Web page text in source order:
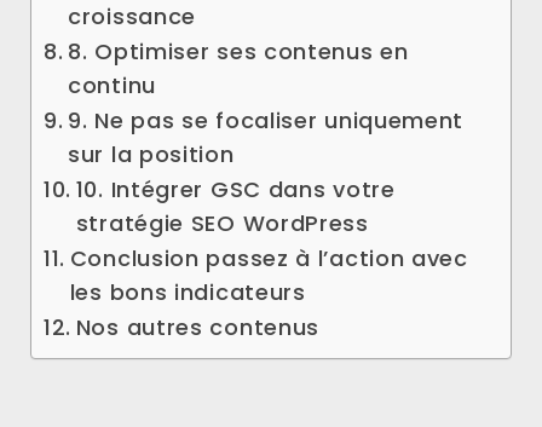
croissance
8. Optimiser ses contenus en
continu
9. Ne pas se focaliser uniquement
sur la position
10. Intégrer GSC dans votre
stratégie SEO WordPress
Conclusion passez à l’action avec
les bons indicateurs
Nos autres contenus